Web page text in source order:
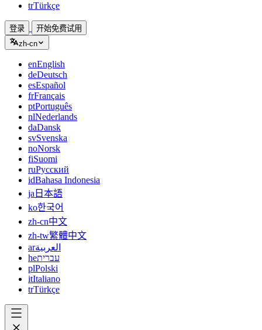
trTürkçe
登录
开始免费试用
zh-cn
enEnglish
deDeutsch
esEspañol
frFrançais
ptPortuguês
nlNederlands
daDansk
svSvenska
noNorsk
fiSuomi
ruРусский
idBahasa Indonesia
ja 日本語
ko한국어
zh-cn中文
zh-tw繁體中文
arالعربية
heעברית
plPolski
itItaliano
trTürkçe